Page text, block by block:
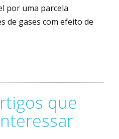
por uma parcela
de gases com efeito de
que